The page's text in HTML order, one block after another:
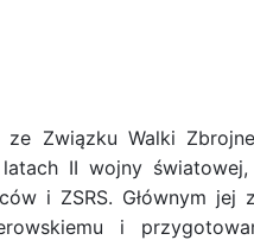
Związku Walki
II wojny światowej,
i ZSRS. Głównym jej
i